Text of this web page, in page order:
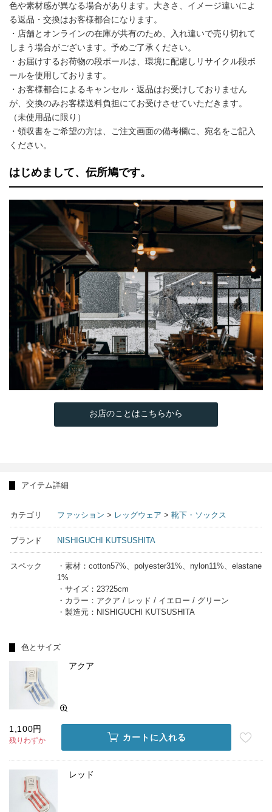
色や素材感が異なる場合があります。大きさ、イメージ違いによ
る返品・交換はお客様都合になります。
・店舗とオンラインの在庫が共有のため、入れ違いで売り切れて
しまう場合がございます。予めご了承ください。
・お届けするお荷物の段ボールは、環境に配慮しリサイクル段ボ
ールを使用しております。
・お客様都合によるキャンセル・返品はお受けしておりません
が、交換のみお客様送料負担にてお受けさせていただきます。
（未使用品に限り）
・領収書をご希望の方は、ご注文画面の備考欄に、宛名をご記入
ください。
はじめまして、伝所鳩です。
お店のことはこちらから
アイテム詳細
カテゴリ ファッション > レッグウェア > 靴下・ソックス
ブランド NISHIGUCHI KUTSUSHITA
スペック
・素材：cotton57%、polyester31%、nylon11%、elastane
1%
・サイズ：23?25cm
・カラー：アクア / レッド / イエロー / グリーン
・製造元：NISHIGUCHI KUTSUSHITA
色とサイズ
アクア
1,100円
残りわずか カートに入れる
レッド